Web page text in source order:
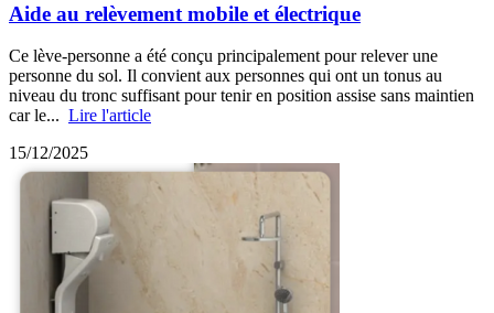
Aide au relèvement mobile et électrique
Ce lève-personne a été conçu principalement pour relever une
personne du sol. Il convient aux personnes qui ont un tonus au
niveau du tronc suffisant pour tenir en position assise sans maintien
car le... Lire l'article
15/12/2025